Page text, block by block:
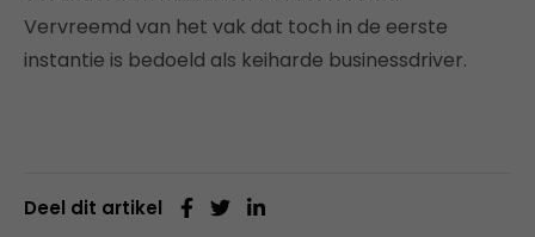
Vervreemd van het vak dat toch in de eerste
instantie is bedoeld als keiharde businessdriver.
Deel dit artikel